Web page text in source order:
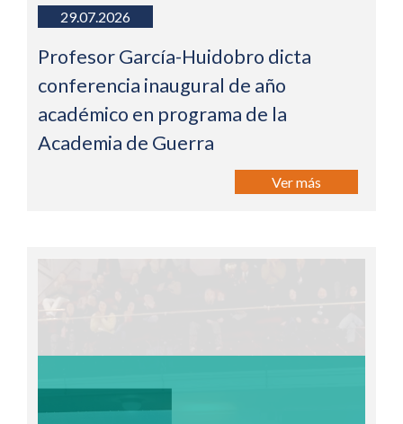
29.07.2026
Profesor García-Huidobro dicta
conferencia inaugural de año
académico en programa de la
Academia de Guerra
Ver más